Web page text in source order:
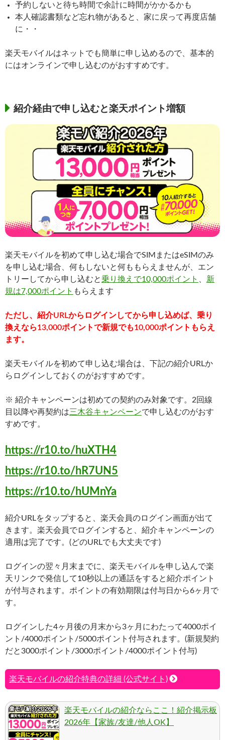
予約しないと待ち時間で余計に時間がかかるかも
本人確認書類など忘れ物があると、家に戻って再度店舗
に・・
楽天モバイルはネットでも簡単に申し込めるので、基本的
にはオンラインで申し込むのがおすすめです。
紹介経由で申し込むと楽天ポイント増額
楽天モバイルを初めて申し込む場合でSIMまたはeSIMのみ
を申し込む場合、何もしないと何ももらえませんが、エン
トリーしてから申し込むと乗り換えで10,000ポイント
新
規は7,000ポイント もらえます
ただし、紹介URLからログインしてから申し込めば、乗り
換えなら13,000ポイントで新規でも10,000ポイントもらえ
ます。
楽天モバイルを初めて申し込む場合は、下記の紹介URLか
らログインしておくのがおすすめです。
※ 紹介キャンペーンは初めての契約のみ対象です。2回線
目以降や再契約は三木谷キャンペーンで申し込むのがおす
すめです。
https://r10.to/huXTH4
https://r10.to/hR7UN5
https://r10.to/hUMnYa
紹介URLをタップすると、楽天会員のログイン画面が出て
きます。楽天会員でログインすると、紹介キャンペーンの
適用は完了です。(どのURLでも大丈夫です)
ログインの翌々月末までに、楽天モバイルを申し込んで楽
天リンクで発信して10秒以上の通話をすると紹介ポイント
が付与されます。ポイントの有効期限は付与日から6ヶ月で
す。
ログインした4ヶ月後の月末から3ヶ月にわたって4000ポイ
ント/4000ポイント/5000ポイント付与されます。(新規契約
だと3000ポイント/3000ポイント/4000ポイント付与)
楽天モバイルの紹介特典の詳細 (公式サイト)
楽天モバイルの紹介ならここ！紹介掲示板
2026年【家族/友達/他人OK】